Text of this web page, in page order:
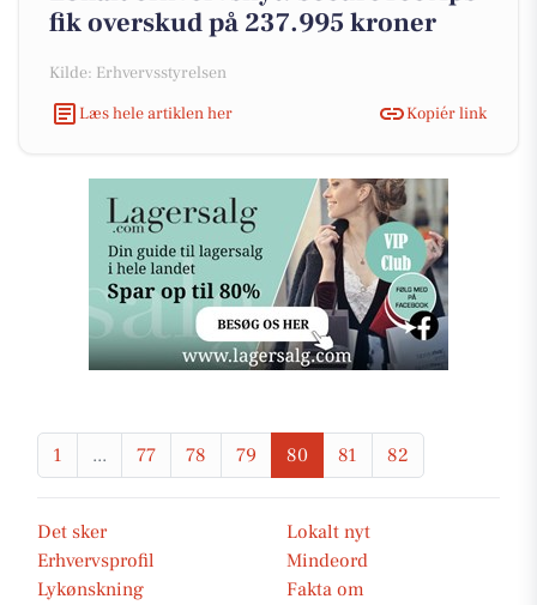
fik overskud på 237.995 kroner
Kilde: Erhvervsstyrelsen
Læs hele artiklen her
Kopiér link
1 ... 77 78 79 80 81 82
Det sker
Lokalt nyt
Erhvervsprofil
Mindeord
Lykønskning
Fakta om